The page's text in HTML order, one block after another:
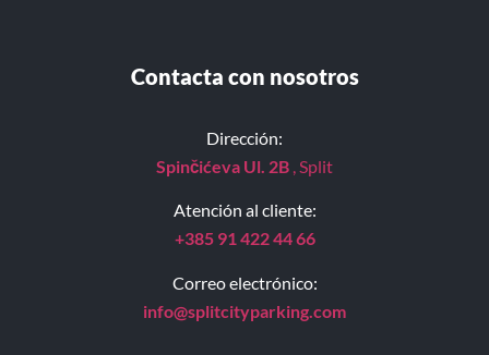
Contacta con nosotros
Dirección:
Spinčićeva Ul. 2B , Split
Atención al cliente:
+385 91 422 44 66
Correo electrónico:
info@splitcityparking. com